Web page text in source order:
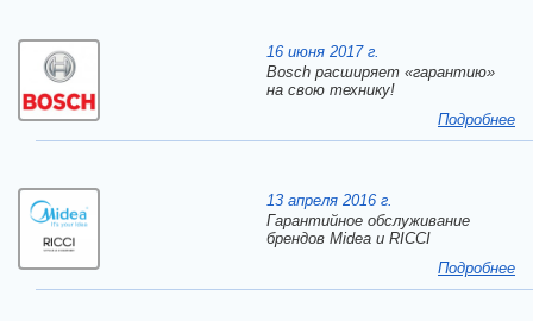
16 июня 2017 г.
Bosch расширяет «гарантию»
на свою технику!
Подробнее
13 апреля 2016 г.
Гарантийное обслуживание
брендов Midea и RICCI
Подробнее